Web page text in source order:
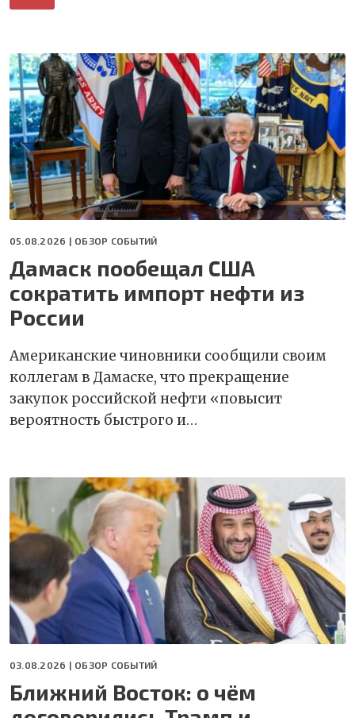
05.08.2026 | ОБЗОР СОБЫТИЙ
Дамаск пообещал США
сократить импорт нефти из
России
Американские чиновники сообщили своим
коллегам в Дамаске, что прекращение
закупок российской нефти «повысит
вероятность быстрого и…
03.08.2026 | ОБЗОР СОБЫТИЙ
Ближний Восток: о чём